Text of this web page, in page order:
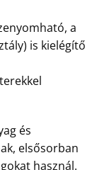
a
is kielégítő
és
elsősorban
használ.